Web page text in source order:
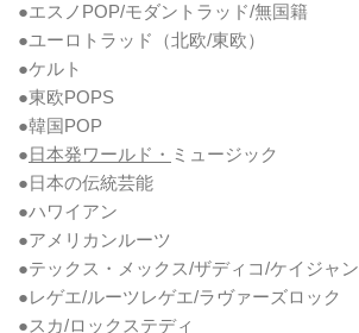
●エスノPOP/モダントラッド/無国籍
●ユーロトラッド（北欧/東欧）
●ケルト
●東欧POPS
●韓国POP
●日本発ワールド・ ミュージック
●日本の伝統芸能
●ハワイアン
●アメリカンルーツ
●テックス・メックス/ザディコ/ケイジャン
●レゲエ/ルーツレゲエ/ラヴァーズロック
●スカ/ロックステディ